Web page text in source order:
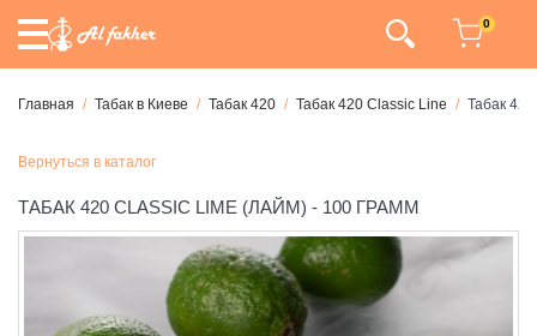
0
Главная Табак в Киеве Табак 420 Табак 420 Classic Line Табак
Вернуться в каталог
ТАБАК 420 CLASSIC LIME (ЛАЙМ) - 100 ГРАММ